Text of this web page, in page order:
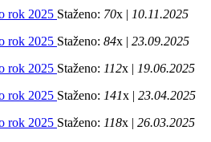
rok 2025 Staženo: 70x | 10.11.2025
rok 2025 Staženo: 84x | 23.09.2025
rok 2025 Staženo: 112x | 19.06.2025
rok 2025 Staženo: 141x | 23.04.2025
rok 2025 Staženo: 118x | 26.03.2025